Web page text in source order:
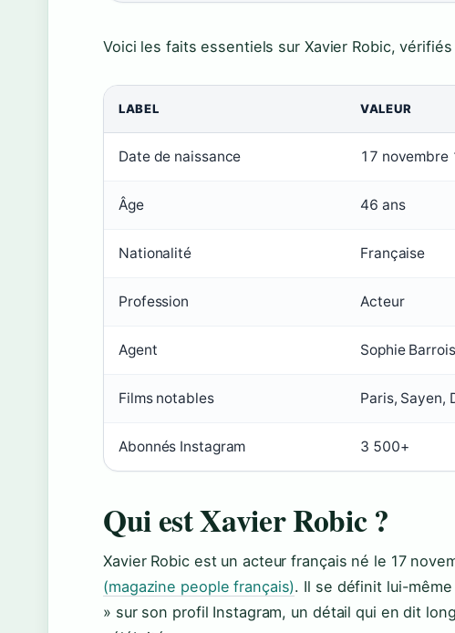
Voici les faits essentiels sur Xavier Robic,
LABEL VALEUR
Date de naissance 17 novembre
Âge 46 ans
Nationalité Française
Profession Acteur
Agent Sophie
Films notables Paris, Sayen,
Abonnés Instagram 3 500+
Qui est Xavier Robic ?
Xavier Robic est un acteur français né le 17
(magazine people français). Il se définit lui-
» sur son profil Instagram, un détail qui en dit